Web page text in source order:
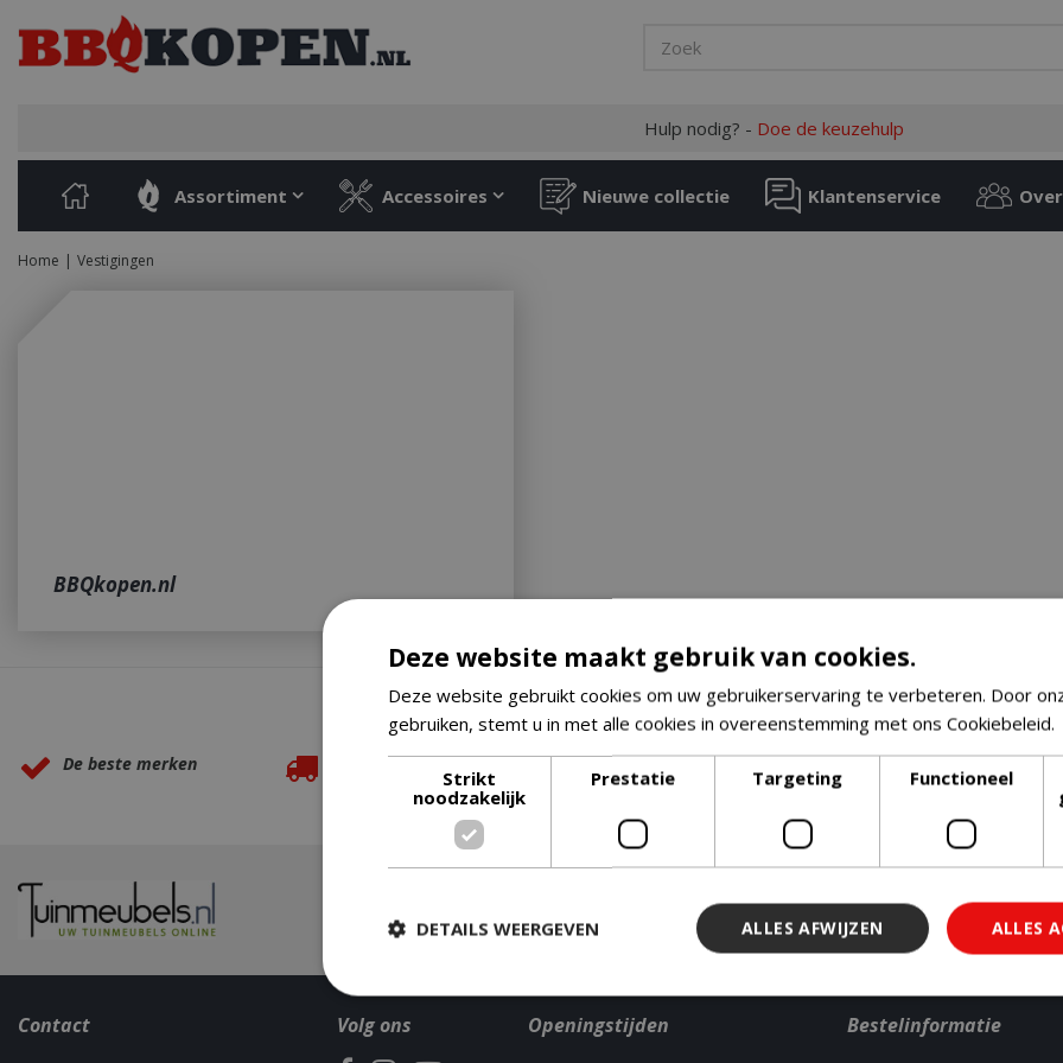
naar
content
Home Vestigingen
Hulp nodig? - Doe de keuzehulp
Assortiment Accessoires Nieuwe collectie Klantenservice
BBQkopen.nl
De beste merken Gratis verzending Gratis retour Eerst zien dan betalen
Contact Volg ons Openingstijden Bestelinformatie
Deze website maakt gebruik van cookies.
Deze website gebruikt cookies om uw gebruikerservaring te verbeteren. Door
gebruiken, stemt u in met alle cookies in overeenstemming met ons Cookiebeleid.
Strikt
noodzakelijk
Prestatie Targeting Functioneel
ALLES
ALLES AFWIJZEN
DETAILS WEERGEVEN